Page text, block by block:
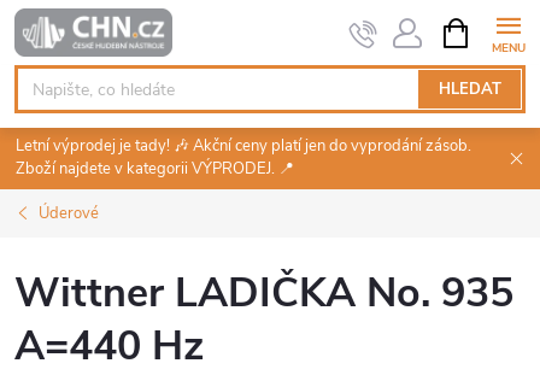
Přejít
na
obsah
HLEDAT
NÁKUPNÍ
KOŠÍK
Letní výprodej je tady! 🎶 Akční ceny platí jen do vyprodání zásob.
Zboží najdete v kategorii VÝPRODEJ. 📍
Úderové
Wittner LADIČKA No. 935
A=440 Hz